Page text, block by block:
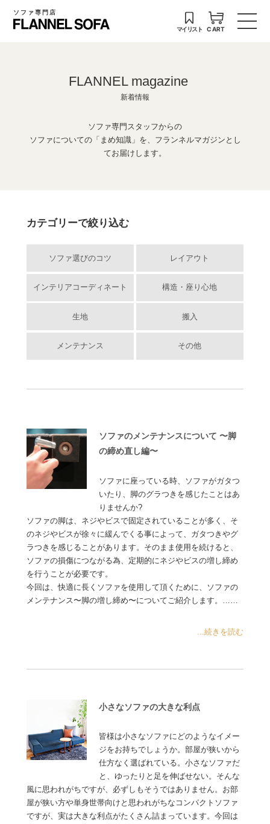
ソファ専門店
マイリスト CART
FLANNEL magazine
新着情報
ソファ専門スタッフからの
ソファについての「まめ知識」を、フランネルマガジンとし
てお届けします。
カテゴリーで絞り込む
ソファ選びのコツ レイアウト
インテリアコーディネート 構造・座り心地
生地 搬入
メンテナンス その他
ソファのメンテナンスについて 〜脚
の締め直し編〜
ソファに座っている時、ソファがガタつ
いたり、脚のグラつきを感じたことはあ
りませんか?
ソファの脚は、ネジやビスで固定されていることが多く、そ
のネジやビスが徐々に緩んでくる事によって、ガタつきやグ
ラつきを感じることがあります。そのまま使用を続けると、
ソファの損傷につながる為、定期的にネジやビスの増し締め
を行うことが必要です。
今回は、快適に長くソファを使用して頂くために、ソファの
メンテナンス〜脚の増し締め〜についてご紹介します。……
...続きを読む
小さなソファの大きな利点
皆様は小さなソファにどのようなイメー
ジをお持ちでしょうか。部屋が狭いから
仕方なく選ばれている。小さなソファだ
と、ゆったりと足を伸ばせない。そんな
風に思われがちですが、必ずしもそうではありません。お部
屋が狭い方や単身世帯向けと思われがちなコンパクトソファ
ですが、実は大きな利点がたくさん詰まっています。今回は